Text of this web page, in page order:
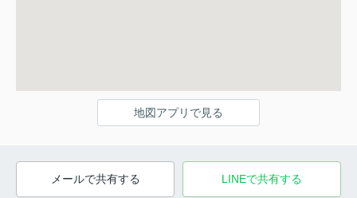
地図アプリで見る
メールで共有する LINEで共有する